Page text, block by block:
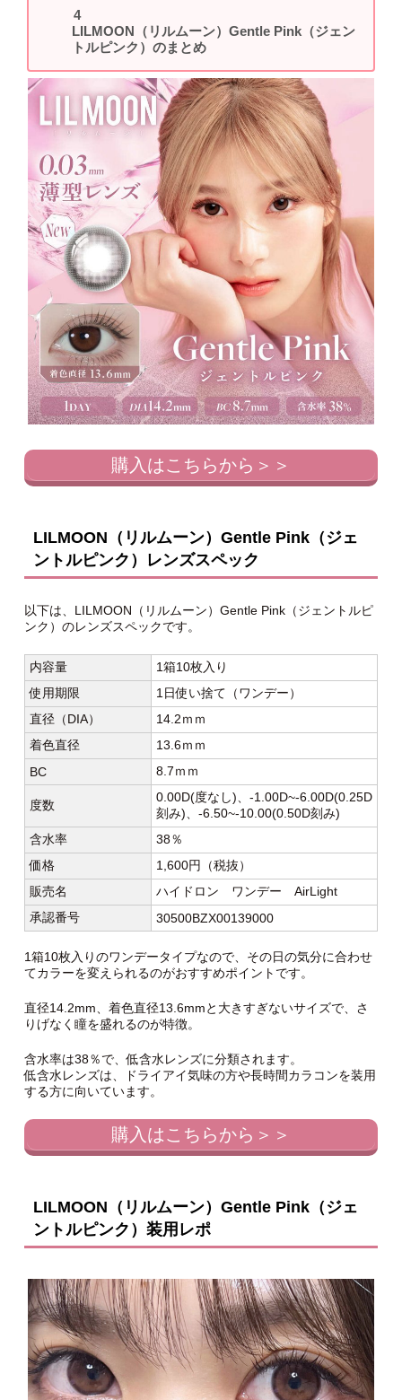
LILMOON（リルムーン）Gentle Pink（ジェン
トルピンク）のまとめ
購入はこちらから＞＞
LILMOON（リルムーン）Gentle Pink（ジェ
ントルピンク）レンズスペック
以下は、LILMOON（リルムーン）Gentle Pink（ジェントルピ
ンク）のレンズスペックです。
内容量
1箱10枚入り
使用期限
1日使い捨て（ワンデー）
直径（DIA）
14.2ｍｍ
着色直径
13.6ｍｍ
BC
8.7ｍｍ
度数
0.00D(度なし)、-1.00D~-6.00D(0.25D
刻み)、-6.50~-10.00(0.50D刻み)
含水率
38％
価格
1,600円（税抜）
販売名
ハイドロン ワンデー AirLight
承認番号
30500BZX00139000
1箱10枚入りのワンデータイプなので、その日の気分に合わせ
てカラーを変えられるのがおすすめポイントです。
直径14.2mm、着色直径13.6mmと大きすぎないサイズで、さ
りげなく瞳を盛れるのが特徴。
含水率は38％で、低含水レンズに分類されます。
低含水レンズは、ドライアイ気味の方や長時間カラコンを装用
する方に向いています。
購入はこちらから＞＞
LILMOON（リルムーン）Gentle Pink（ジェ
ントルピンク）装用レポ